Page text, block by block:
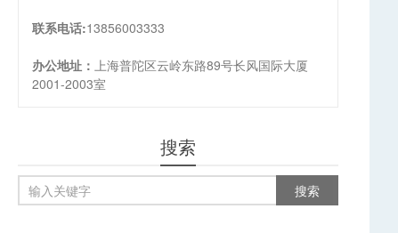
联系电话:13856003333
办公地址： 上海普陀区云岭东路89号长风国际大厦
2001-2003室
搜索